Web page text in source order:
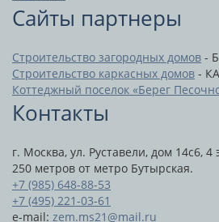
Сайты партнеры
Строительство загородных домов -
Строительство каркасных домов -
Коттеджный поселок «Берег
Контакты
г. Москва, ул. Руставели, дом 14с6, 4
250 метров от метро Бутырская.
+7 (985) 648-88-53
+7 (495) 221-03-61
e-mail: zem.ms21@mail.ru